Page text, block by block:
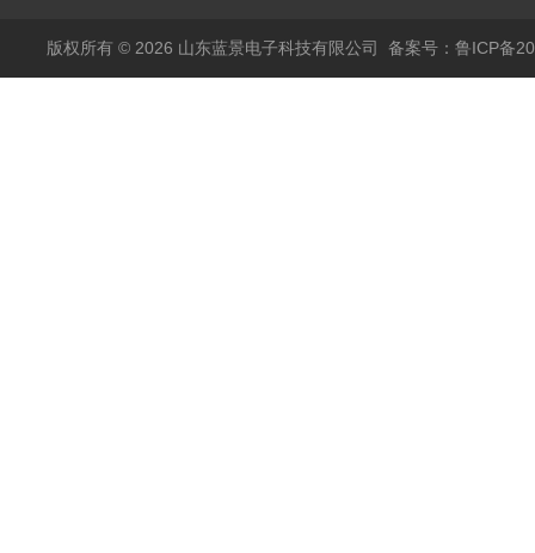
版权所有 © 2026 山东蓝景电子科技有限公司 备案号：鲁ICP备